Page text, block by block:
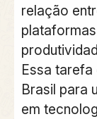
relação
Essa
Brasil para
em